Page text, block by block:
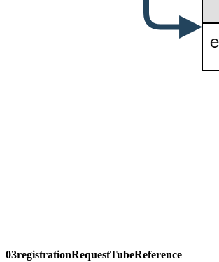
03registrationRequestTubeReference